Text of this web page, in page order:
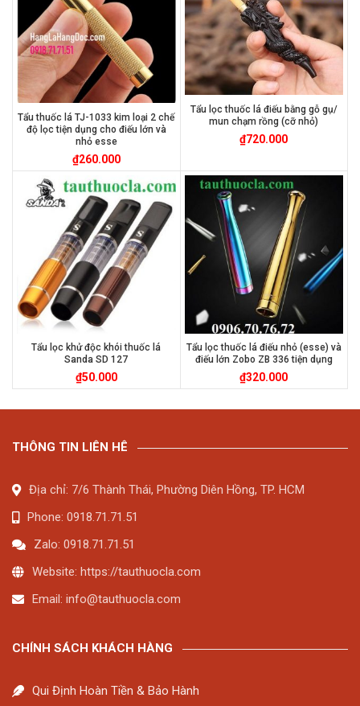
Tẩu thuốc lá TJ-1033 kim loại 2 chế
độ lọc tiện dụng cho điếu lớn và
nhỏ esse
₫260.000
Tẩu lọc thuốc lá điếu bằng gỗ gụ/
mun chạm rồng (cỡ nhỏ)
₫720.000
Tẩu lọc khử độc khói thuốc lá
Sanda SD 127
₫50.000
Tẩu lọc thuốc lá điếu nhỏ (esse) và
điếu lớn Zobo ZB 336 tiện dụng
₫320.000
THÔNG TIN LIÊN HÊ
Địa chỉ: 7/6 Thành Thái, Phường Diên Hồng, TP. HCM
Phone: 0918.71.71.51
Zalo: 0918.71.71.51
Website: https://tauthuocla.com
Email: info@tauthuocla.com
CHÍNH SÁCH KHÁCH HÀNG
Qui Định Hoàn Tiền & Bảo Hành